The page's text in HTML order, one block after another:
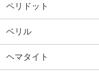
ペリドット
ベリル
ヘマタイト